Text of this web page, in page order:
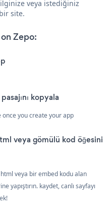
veya istediğiniz
site.
Zepo:
kopyala
once you create your app
veya gömülü kod öğesini
veya bir embed kodu alan
yapıştırın. kaydet, canlı sayfayı